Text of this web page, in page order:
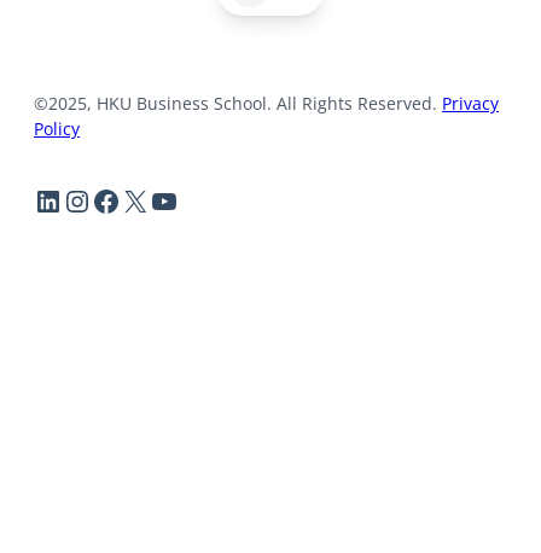
©2025, HKU Business School. All Rights Reserved. Privacy
Policy
LinkedIn
Instagram
Facebook
X YouTube